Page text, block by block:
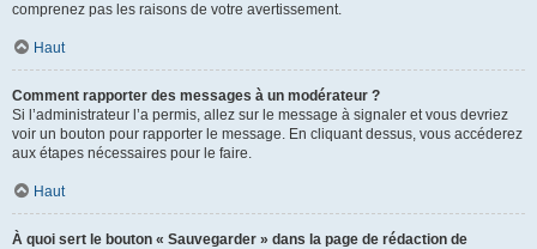
comprenez pas les raisons de votre avertissement.
Haut
Comment rapporter des messages à un modérateur ?
Si l’administrateur l’a permis, allez sur le message à signaler et vous devriez
voir un bouton pour rapporter le message. En cliquant dessus, vous accéderez
aux étapes nécessaires pour le faire.
Haut
À quoi sert le bouton « Sauvegarder » dans la page de rédaction de